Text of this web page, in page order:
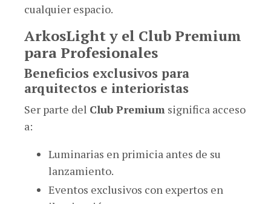
cualquier espacio.
ArkosLight y el Club Premium
para Profesionales
Beneficios exclusivos para
arquitectos e interioristas
Ser parte del Club Premium significa acceso
a:
Luminarias en primicia antes de su
lanzamiento.
Eventos exclusivos con expertos en